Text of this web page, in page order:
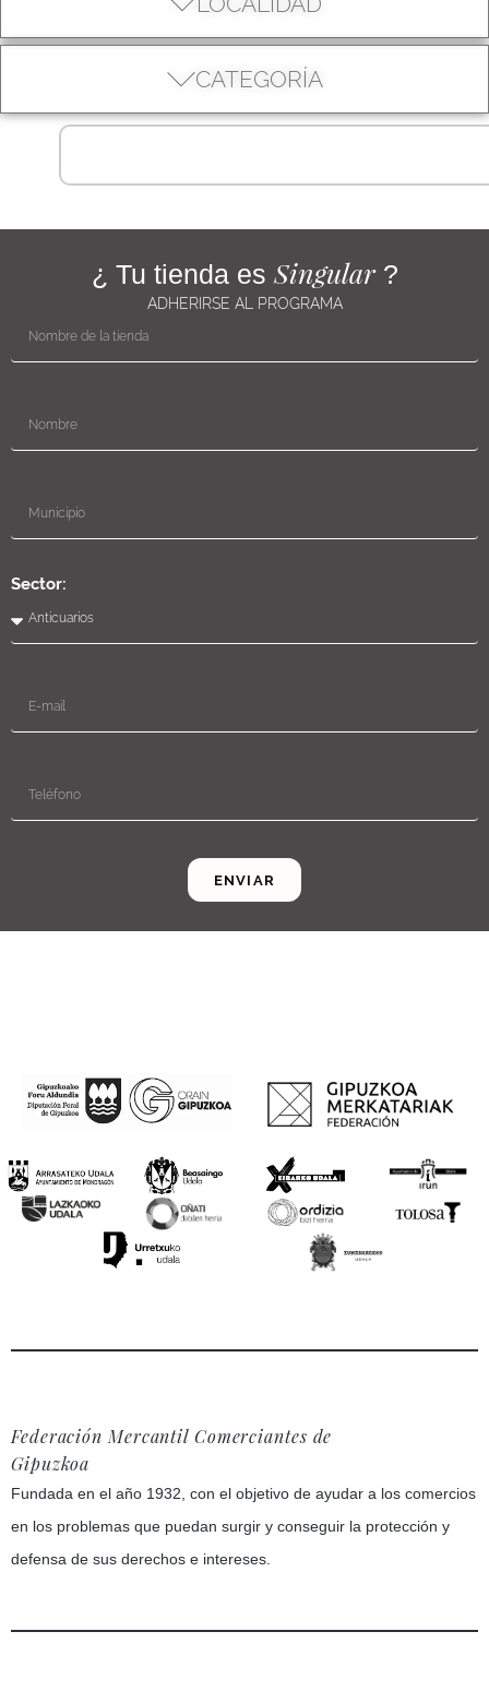
CATEGORÍA
¿ Tu tienda es Singular?
ADHERIRSE AL PROGRAMA
Sector:
ENVIAR
Federación Mercantil Comerciantes de
Gipuzkoa
Fundada en el año 1932, con el objetivo de ayudar a los comercios
en los problemas que puedan surgir y conseguir la protección y
defensa de sus derechos e intereses.